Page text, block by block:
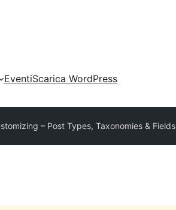
EventiScarica WordPress
– Post Types, Taxonomies & Fields